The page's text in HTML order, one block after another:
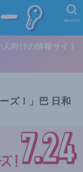
SEARCH
向けの情報サイト
ズ！」巴 日和